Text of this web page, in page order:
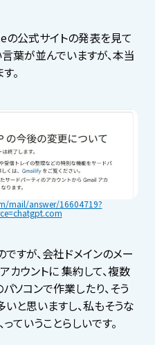
公式サイトの発表を見て
葉が並んでいますが、本当
。
mail/answer/16604719?
すが、会社ドメインのメー
カウントに 集約して、複数
ソコンで作業したり、そう
と思いますし、私もそうな
ていうことらしいです。